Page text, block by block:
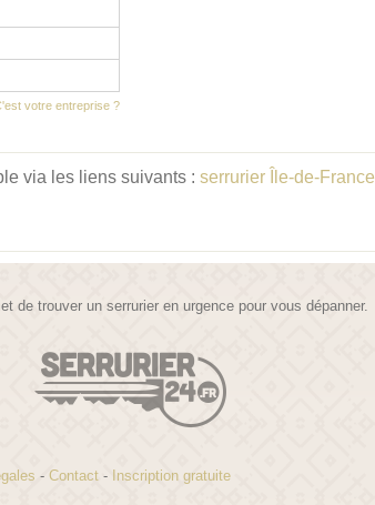
votre entreprise ?
via les liens suivants : serrurier Île-de-France
de trouver un serrurier en urgence pour vous dépanner.
- Contact- Inscription gratuite